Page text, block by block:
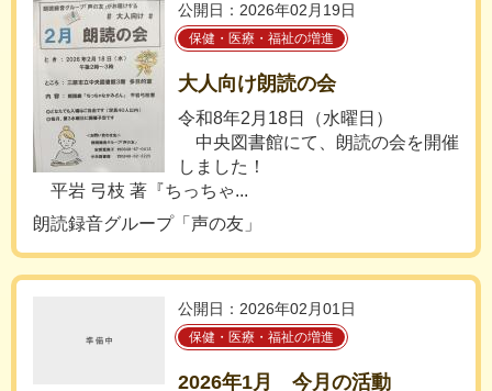
公開日：2026年02月19日
保健・医療・福祉の増進
大人向け朗読の会
令和8年2月18日（水曜日）
中央図書館にて、朗読の会を開催
しました！
平岩 弓枝 著『ちっちゃ...
朗読録音グループ「声の友」
公開日：2026年02月01日
保健・医療・福祉の増進
2026年1月 今月の活動